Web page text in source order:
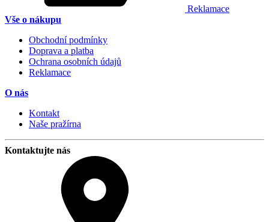
Reklamace
Vše o nákupu
Obchodní podmínky
Doprava a platba
Ochrana osobních údajů
Reklamace
O nás
Kontakt
Naše pražírna
Kontaktujte nás